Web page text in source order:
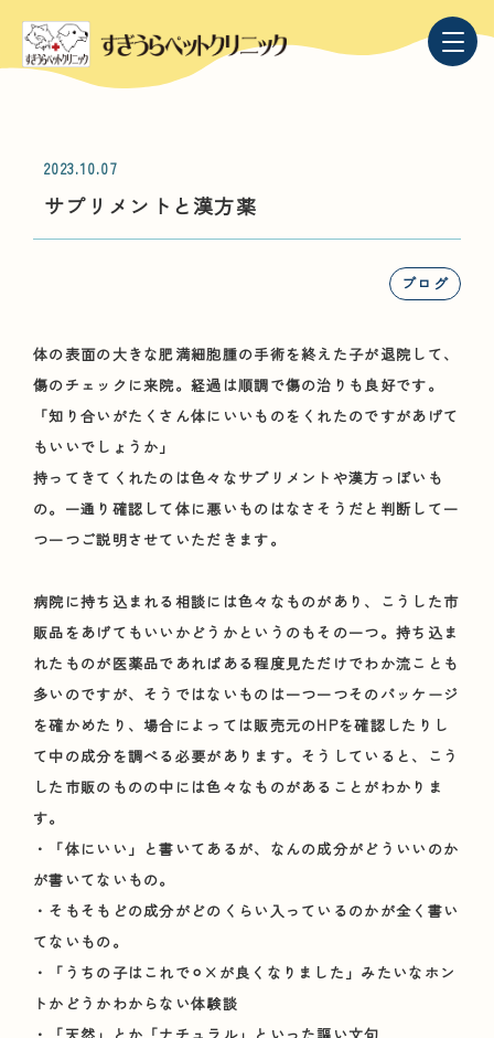
2023.10.07
サプリメントと漢方薬
ブログ
体の表面の大きな肥満細胞腫の手術を終えた子が退院して、
傷のチェックに来院。経過は順調で傷の治りも良好です。
「知り合いがたくさん体にいいものをくれたのですがあげて
もいいでしょうか」
持ってきてくれたのは色々なサプリメントや漢方っぽいも
の。一通り確認して体に悪いものはなさそうだと判断して一
つ一つご説明させていただきます。
病院に持ち込まれる相談には色々なものがあり、こうした市
販品をあげてもいいかどうかというのもその一つ。持ち込ま
れたものが医薬品であればある程度見ただけでわか流ことも
多いのですが、そうではないものは一つ一つそのパッケージ
を確かめたり、場合によっては販売元のHPを確認したりし
て中の成分を調べる必要があります。そうしていると、こう
した市販のものの中には色々なものがあることがわかりま
す。
・「体にいい」と書いてあるが、なんの成分がどういいのか
が書いてないもの。
・そもそもどの成分がどのくらい入っているのかが全く書い
てないもの。
・「うちの子はこれで⚪︎×が良くなりました」みたいなホン
トかどうかわからない体験談